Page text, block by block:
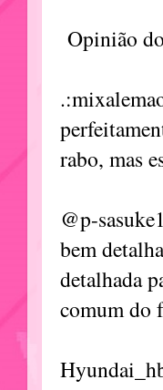
Opinião
rabo, mas
@p-
bem
detalhada
comum do